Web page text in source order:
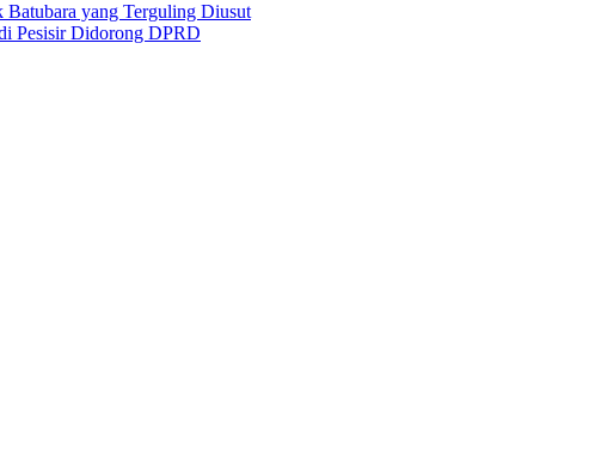
Batubara yang Terguling Diusut
Pesisir Didorong DPRD